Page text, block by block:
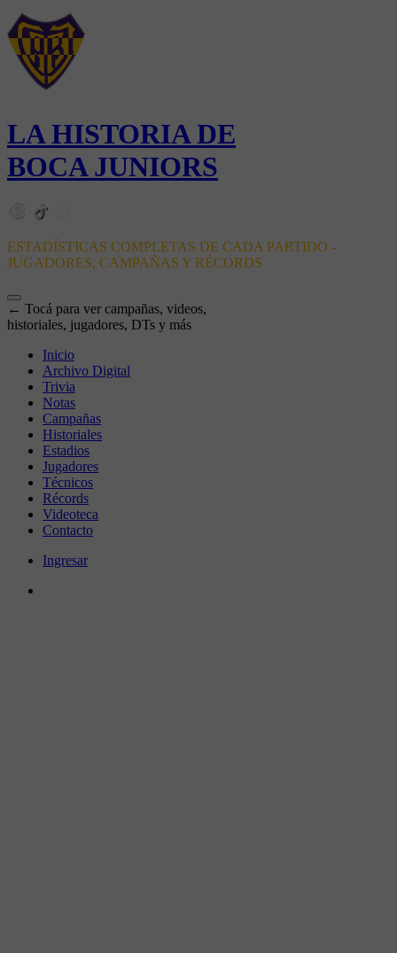
LA HISTORIA DE
BOCA JUNIORS
ESTADÍSTICAS COMPLETAS DE CADA PARTIDO -
JUGADORES, CAMPAÑAS Y RÉCORDS
← Tocá para ver campañas, videos,
historiales, jugadores, DTs y más
Inicio
Archivo Digital
Trivia
Notas
Campañas
Historiales
Estadios
Jugadores
Técnicos
Récords
Videoteca
Contacto
Ingresar